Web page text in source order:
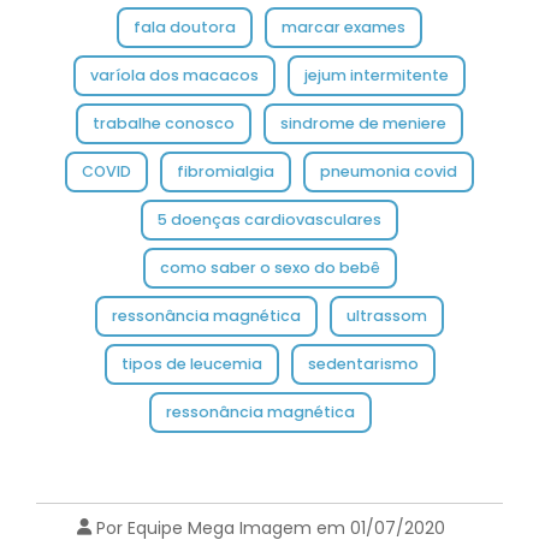
fala doutora marcar exames
varíola dos macacos jejum intermitente
trabalhe conosco sindrome de meniere
COVID fibromialgia pneumonia covid
5 doenças cardiovasculares
como saber o sexo do bebê
ressonância magnética ultrassom
tipos de leucemia sedentarismo
ressonância magnética
Por Equipe Mega Imagem em 01/07/2020